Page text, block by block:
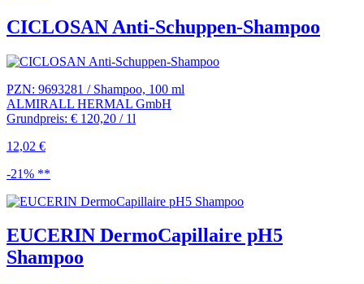
CICLOSAN Anti-Schuppen-Shampoo
PZN: 9693281 / Shampoo, 100 ml
ALMIRALL HERMAL GmbH
Grundpreis: € 120,20 / 1l
12,02 €
-21% **
EUCERIN DermoCapillaire pH5
Shampoo